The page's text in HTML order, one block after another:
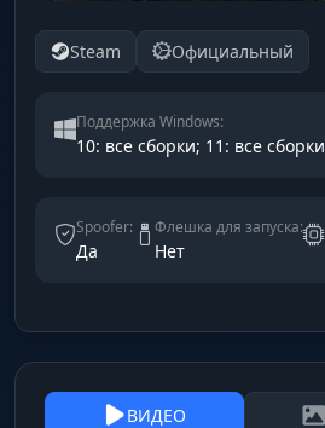
Steam Официальный
Поддержка Windows:
10: все сборки; 11: все сборки
Spoofer:
Да
Флешка для запуска:
Нет
ВИДЕО